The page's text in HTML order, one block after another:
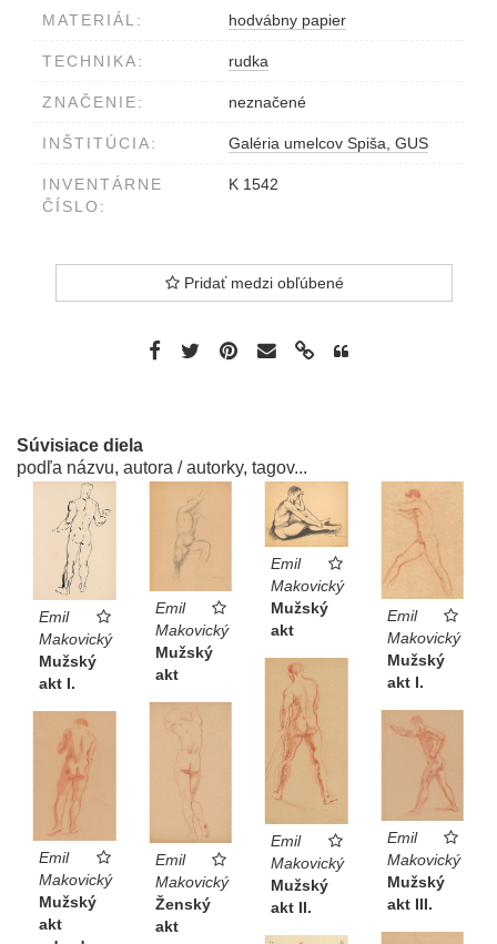
MATERIÁL: hodvábny papier
TECHNIKA: rudka
ZNAČENIE: neznačené
INŠTITÚCIA: Galéria umelcov Spiša, GUS
INVENTÁRNE
ČÍSLO:
K 1542
Pridať medzi obľúbené
Súvisiace diela
podľa názvu, autora / autorky, tagov...
Emil
Makovický
Mužský
akt I.
Emil
Makovický
Mužský
akt
Emil
Makovický
Mužský
akt
Emil
Makovický
Mužský
akt I.
Emil
Makovický
Mužský
akt II.
Emil
Makovický
Ženský
akt
Emil
Makovický
Mužský
akt III.
Emil
Makovický
Mužský
akt